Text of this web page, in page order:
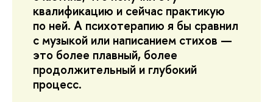
квалификацию и сейчас практикую
по ней. А психотерапию я бы сравнил
с музыкой или написанием стихов —
это более плавный, более
продолжительный и глубокий
процесс.